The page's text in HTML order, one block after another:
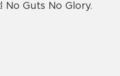
No Guts No Glory.